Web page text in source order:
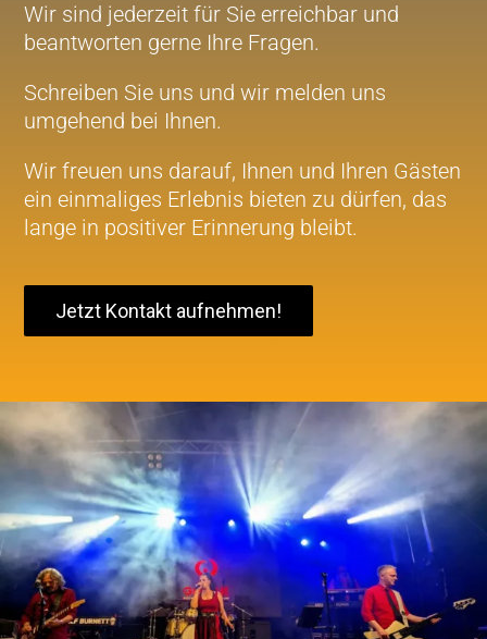
Wir sind jederzeit für Sie erreichbar und
beantworten gerne Ihre Fragen.
Schreiben Sie uns und wir melden uns
umgehend bei Ihnen.
Wir freuen uns darauf, Ihnen und Ihren Gästen
ein einmaliges Erlebnis bieten zu dürfen, das
lange in positiver Erinnerung bleibt.
Jetzt Kontakt aufnehmen!